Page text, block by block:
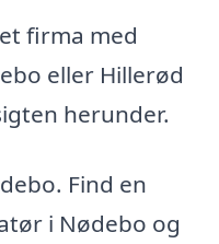
firma med
eller Hillerød
herunder.
Find en
i Nødebo og